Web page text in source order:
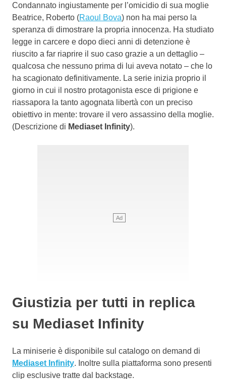
Condannato ingiustamente per l’omicidio di sua moglie
Beatrice, Roberto (Raoul Bova) non ha mai perso la
speranza di dimostrare la propria innocenza. Ha studiato
legge in carcere e dopo dieci anni di detenzione è
riuscito a far riaprire il suo caso grazie a un dettaglio –
qualcosa che nessuno prima di lui aveva notato – che lo
ha scagionato definitivamente. La serie inizia proprio il
giorno in cui il nostro protagonista esce di prigione e
riassapora la tanto agognata libertà con un preciso
obiettivo in mente: trovare il vero assassino della moglie.
(Descrizione di Mediaset Infinity).
Giustizia per tutti in replica
su Mediaset Infinity
La miniserie è disponibile sul catalogo on demand di
Mediaset Infinity. Inoltre sulla piattaforma sono presenti
clip esclusive tratte dal backstage.